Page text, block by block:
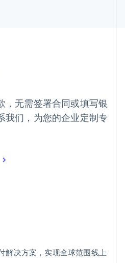
，无需签署合同或填写银
我们，为您的企业定制专
解决方案，实现全球范围线上